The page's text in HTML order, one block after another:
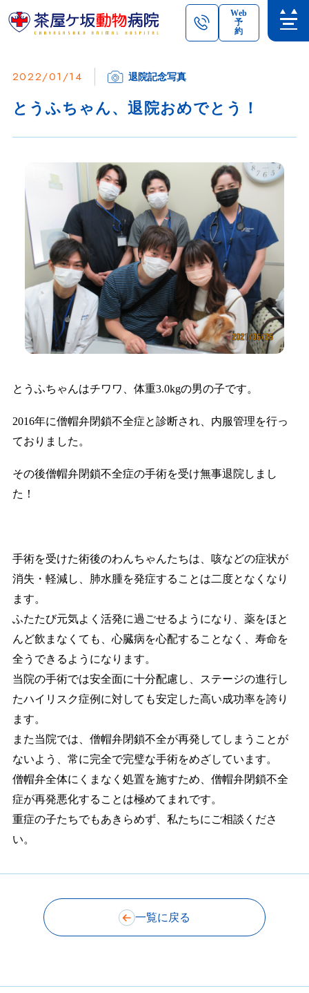
Web
予
約
2022/01/14 退院記念写真
とうふちゃん、退院おめでとう！
とうふちゃんはチワワ、体重3.0kgの男の子です。
2016年に僧帽弁閉鎖不全症と診断され、内服管理を行っ
ておりました。
その後僧帽弁閉鎖不全症の手術を受け無事退院しまし
た！
手術を受けた術後のわんちゃんたちは、咳などの症状が
消失・軽減し、肺水腫を発症することは二度となくなり
ます。
ふたたび元気よく活発に過ごせるようになり、薬をほと
んど飲まなくても、心臓病を心配することなく、寿命を
全うできるようになります。
当院の手術では安全面に十分配慮し、ステージの進行し
たハイリスク症例に対しても安定した高い成功率を誇り
ます。
また当院では、僧帽弁閉鎖不全が再発してしまうことが
ないよう、常に完全で完璧な手術をめざしています。
僧帽弁全体にくまなく処置を施すため、僧帽弁閉鎖不全
症が再発悪化することは極めてまれです。
重症の子たちでもあきらめず、私たちにご相談くださ
い。
一覧に戻る